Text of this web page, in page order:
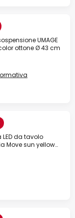
UMAGE
ottone Ø 43 cm
LED da tavolo
Move sun yellow